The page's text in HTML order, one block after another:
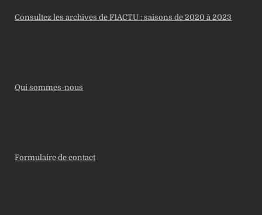
Consultez les archives de F1ACTU : saisons de 2020 à 2023
Qui sommes-nous
Formulaire de contact